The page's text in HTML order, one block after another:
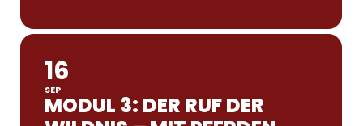
16
SEP
MODUL 3: DER RUF DER